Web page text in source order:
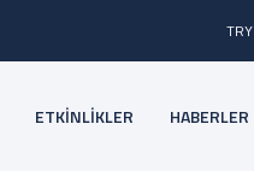
TRY
ETKİNLİKLER HABERLER